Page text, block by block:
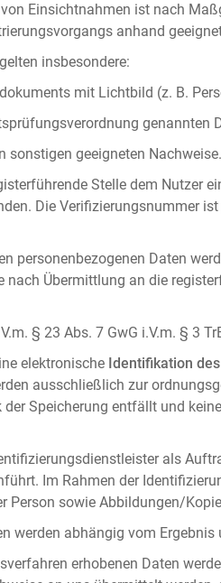
Einsichtnahmen ist nach
anhand
gelten insbesondere:
mit Lichtbild (z. B.
genannten
sonstigen geeigneten Nachweise.
Stelle dem Nutzer
Die Verifizierungsnummer
personenbezogenen Daten
Übermittlung an die
§ 23 Abs. 7 GwG i.V.m. § 3
elektronische Identifikation
ausschließlich zur
Speicherung entfällt und
als
Im Rahmen der
Person sowie Abbildungen/
werden abhängig vom
erhobenen Daten